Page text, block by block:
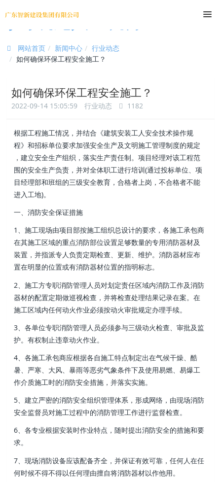
尊时凯龙人生就博
网站首页 新闻中心
行业动态
如何确保环保工程安全施工？
如何确保环保工程安全施工？
2022-09-14 15:05:59 行业动态 1182
根据工程施工情况，并结合《建筑安装工人安全技术操作规
程》和招标单位要求加强安全生产及文明施工管理制度的规定
，建立安全生产组织 ，落实生产责任制。项目经理对该工程范
围的安全生产负责，并对全体职工进行培训(通过投标单位、项
目经理部和班组的三级安全教育，合格者上岗，不合格者不能
进入工地)。
一、消防安全保证措施
1、施工现场由项目部按施工组织总设计的要求，各施工承包商
在其施工区域的重点消防部位设置足够数量的专用消防器材及
装置，并指派专人负责定期检查、更新、维护。消防器材应布
置在明显的位置或有消防器材位置的指明标志。
2、施工方专职消防管理人员对划定责任区域内消防工作及消防
器材的配置定期做巡视检查，并将检查处理结果记录在案 。在
施工区域内任何动火作业必须按动火审批规定办理手续。
3、各单位专职消防管理人员必须参与三级动火检查 、审批及监
护 。有权制止违章动火作业 。
4 、各施工承包商应根据各自施工特点制定出在气候干燥、酷
暑、严寒、大风、暴雨等恶劣气象条件下及使用易燃、易爆工
作介质施工时的消防安全措施，并落实实施。
5、建立严密的消防安全组织管理体系 ，形成网络，由现场消防
安全监督员对施工过程中的消防管理工作进行监督检查。
6、各专业根据安装时作业特点，随时提出消防安全的措施和要
求 。
7、现场消防设备应该配备齐全，并保证有效可靠 ，任何人在任
何时候不得不得以任何理由擅自将消防器材以作他用。